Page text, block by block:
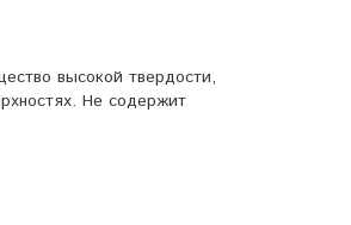
высокой твердости,
Не содержит